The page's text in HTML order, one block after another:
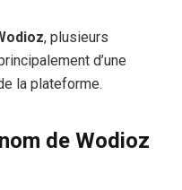
, plusieurs
d’une
la plateforme.
de Wodioz